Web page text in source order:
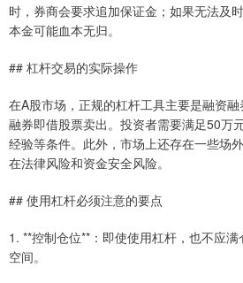
时，券商会要求追加保证金；如果无法及
本金可能血本无归。
## 杠杆交易的实际操作
在A股市场，正规的杠杆工具主要是融资融
融券即借股票卖出。投资者需要满足50万
经验等条件。此外，市场上还存在一些场
在法律风险和资金安全风险。
## 使用杠杆必须注意的要点
1. **控制仓位**：即使使用杠杆，也不应
空间。